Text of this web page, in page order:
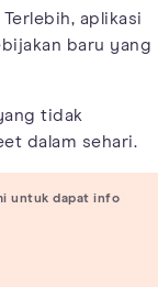
Terlebih, aplikasi
baru yang
tidak
dalam sehari.
untuk dapat info